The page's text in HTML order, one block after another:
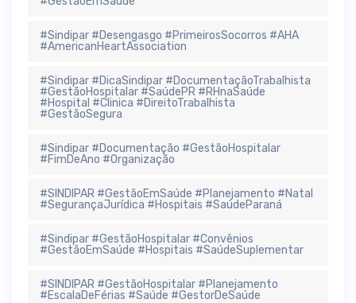
#Sindipar #Desengasgo #PrimeirosSocorros #AHA
#AmericanHeartAssociation
#Sindipar #DicaSindipar #DocumentaçãoTrabalhista
#GestãoHospitalar #SaúdePR #RHnaSaúde
#Hospital #Clinica #DireitoTrabalhista
#GestãoSegura
#Sindipar #Documentação #GestãoHospitalar
#FimDeAno #Organização
#SINDIPAR #GestãoEmSaúde #Planejamento #Natal
#SegurançaJurídica #Hospitais #SaúdeParaná
#Sindipar #GestãoHospitalar #Convênios
#GestãoEmSaúde #Hospitais #SaúdeSuplementar
#SINDIPAR #GestãoHospitalar #Planejamento
#EscalaDeFérias #Saúde #GestorDeSaúde